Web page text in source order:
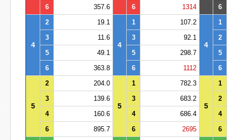
6
357.6 6 1314 6
4
2 19.1
4
1 107.2
4
1
3
11.6 3 92.1
2
5
49.1 5 298.7
5
6
363.8 6 1112 6
5
2 204.0
5
1 782.3
5
1
3
139.6 3 683.2
2
4
160.6 4 686.4
4
6
895.7 6 2695 6